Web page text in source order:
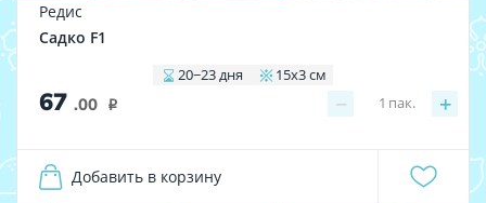
Редис
Садко F1
20−23 дня 15x3 см
67 .00 i − +
1 пак.
Добавить в корзину